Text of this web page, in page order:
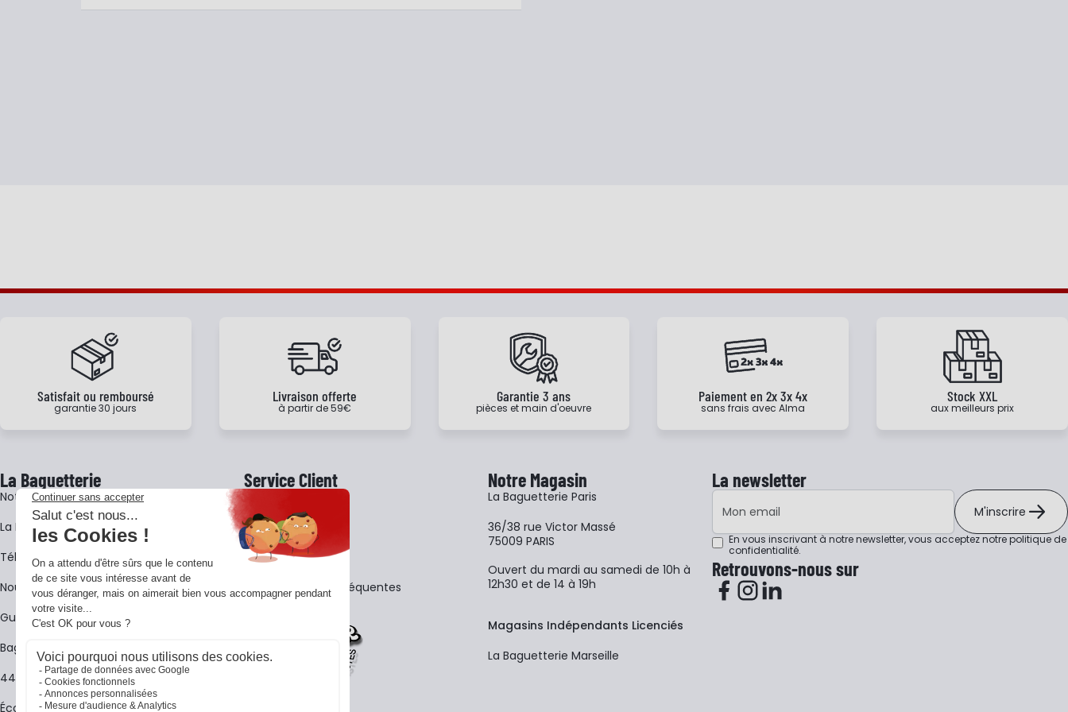
Satisfait ou remboursé
garantie 30 jours
Livraison offerte
à partir de 59€
Garantie 3 ans
pièces et main d'oeuvre
Paiement en 2x 3x 4x
sans frais avec Alma
Stock XXL
aux meilleurs prix
La Baguetterie
Notre histoire
La BagShow
​Télécharger le catalogue
Nous contacter
Guides La Baguetterie
Baguetterie Shop Online
44 ans de rencontres
Écoles
Service Client
Garantie 3 ans
CGV
FAQ - Questions Fréquentes
Notre Magasin
La Baguetterie Paris
36/38 rue Victor Massé
75009 PARIS
Ouvert du mardi au samedi de 10h à
12h30 et de 14 à 19h
Magasins Indépendants Licenciés
La Baguetterie Marseille
La newsletter
Adresse e-mail
M'inscrire
En vous inscrivant à notre newsletter, vous acceptez notrepolitique de
confidentialité.
Retrouvons-nous sur